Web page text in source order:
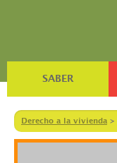
SABER
Derecho a la vivienda >